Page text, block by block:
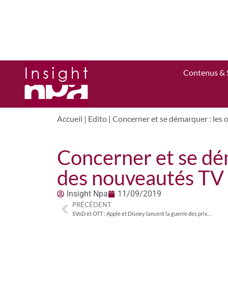
Contenus &
Accueil | Edito | Concerner et se démarquer : les
Concerner et se
des nouveautés
Insight Npa 11/09/2019
PRÉCÉDENT
SVoD et OTT : Apple et Disney lancent la guerre des prix…